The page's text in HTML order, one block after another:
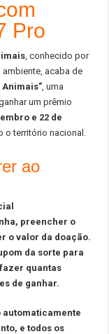
Pro
, conhecido por
acaba de
, uma
um prêmio
e 22 de
o território nacional.
ao
preencher o
o valor da doação.
da sorte para
quantas
de ganhar.
automaticamente
e todos os